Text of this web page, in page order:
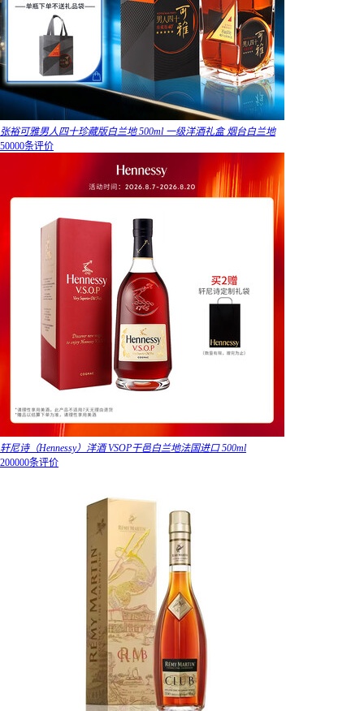
张裕可雅男人四十珍藏版白兰地 500ml 一级洋酒礼盒 烟台白兰地
50000条评价
轩尼诗（Hennessy）洋酒 VSOP干邑白兰地法国进口 500ml
200000条评价